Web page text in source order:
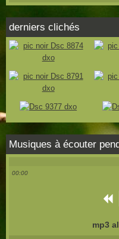
derniers clichés
Musiques à écouter
00:00
mp3